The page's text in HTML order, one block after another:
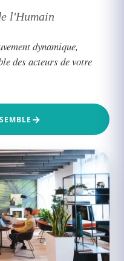
l'Humain
dynamique,
des acteurs de votre